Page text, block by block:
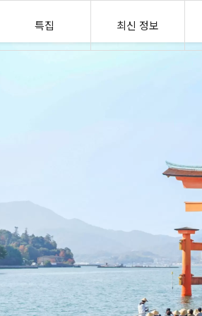
특집 최신 정보